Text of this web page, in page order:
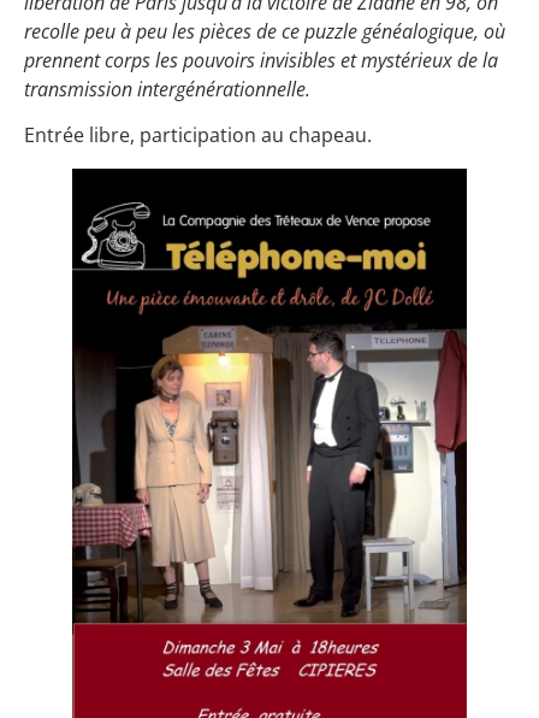
recolle peu à peu les pièces de ce puzzle généalogique, où
prennent corps les pouvoirs invisibles et mystérieux de la
transmission intergénérationnelle.
Entrée libre, participation au chapeau.